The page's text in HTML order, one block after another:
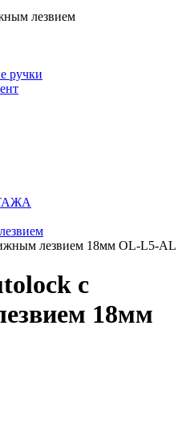
лезвием
ручки
лезвием 18мм OL-L5-AL
с
18мм